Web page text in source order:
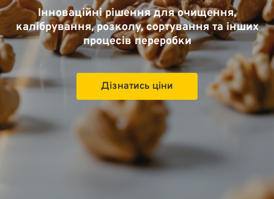
Інноваційні рішення для очищення,
калібрування, розколу, сортування та інших
процесів переробки
Дізнатись ціни